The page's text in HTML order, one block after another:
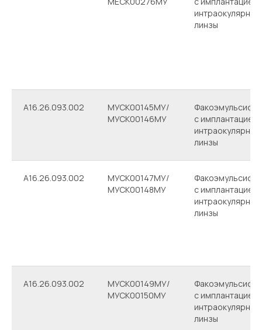
интраокулярной
линзы
A16.26.093.002
МУСК00145МУ/
МУСК00146МУ
с имплантацией
интраокулярной
линзы
A16.26.093.002
МУСК00147МУ/
МУСК00148МУ
с имплантацией
интраокулярной
линзы
A16.26.093.002
МУСК00149МУ/
МУСК00150МУ
с имплантацией
интраокулярной
линзы